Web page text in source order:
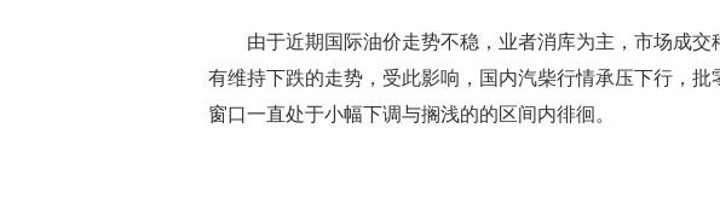
由于近期国际油价走势不稳，业者消库为主，市场成交
有维持下跌的走势，受此影响，国内汽柴行情承压下行，
窗口一直处于小幅下调与搁浅的的区间内徘徊。